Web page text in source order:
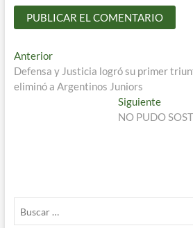
Navegación
de
AnteriorEntrada
anterior:
Defensa y Justicia logró su primer
eliminó a Argentinos Juniors
SiguienteEntrada
NO PUDO